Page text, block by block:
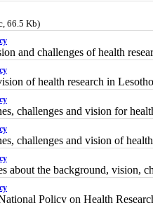
66.5 Kb)
and challenges of health
of health research in
challenges and vision for
challenges and vision of
about the background, vision,
Policy on Health